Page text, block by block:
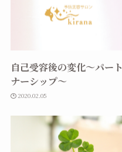
自己受容後の変化～パート
ナーシップ～
2020.02.05